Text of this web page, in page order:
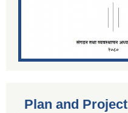
Plan and Project